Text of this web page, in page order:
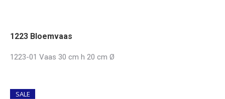
1223 Bloemvaas
1223-01 Vaas 30 cm h 20 cm Ø
SALE